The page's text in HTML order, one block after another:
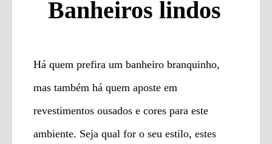
Banheiros lindos
Há quem prefira um banheiro branquinho,
mas também há quem aposte em
revestimentos ousados e cores para este
ambiente. Seja qual for o seu estilo, estes